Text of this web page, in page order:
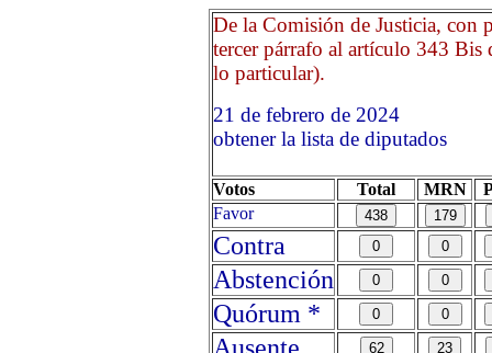
De la Comisión de Justicia, con
tercer párrafo al artículo 343 Bis
lo particular).
21 de febrero de 2024
obtener la lista de diputados
Votos Total MRN
Favor
Contra
Abstención
Quórum *